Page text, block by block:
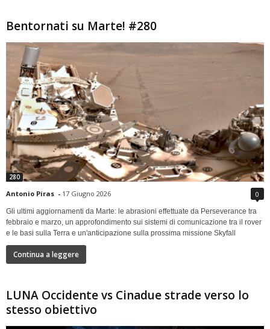
Bentornati su Marte! #280
280
Antonio Piras - 17 Giugno 2026 0
Gli ultimi aggiornamenti da Marte: le abrasioni effettuate da Perseverance tra
febbraio e marzo, un approfondimento sui sistemi di comunicazione tra il rover
e le basi sulla Terra e un'anticipazione sulla prossima missione Skyfall
Continua a leggere
LUNA Occidente vs Cinadue strade verso lo
stesso obiettivo